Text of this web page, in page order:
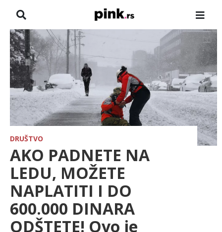
NASLOVNA
VESTI
ZADRUGA
SHOWBIZ
HRONIKA
PINKOVE ZVEZDE
TV
SPORT
DRUŠTVO
AKO PADNETE NA
LEDU, MOŽETE
NAPLATITI I DO
600.000 DINARA
ODŠTETE! Ovo je